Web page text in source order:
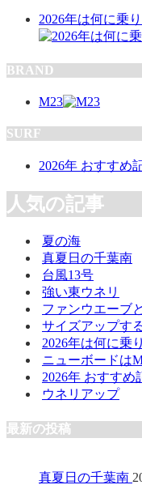
2026年は何に乗
BRAND
M23
SURF
2026年 おすすめ
人気の記事
夏の海
真夏日の千葉南
台風13号
強い東ウネリ
ファンウエーブ
サイズアップす
2026年は何に乗
ニューボードは
2026年 おすすめ
ウネリアップ
最新の投稿
真夏日の千葉南